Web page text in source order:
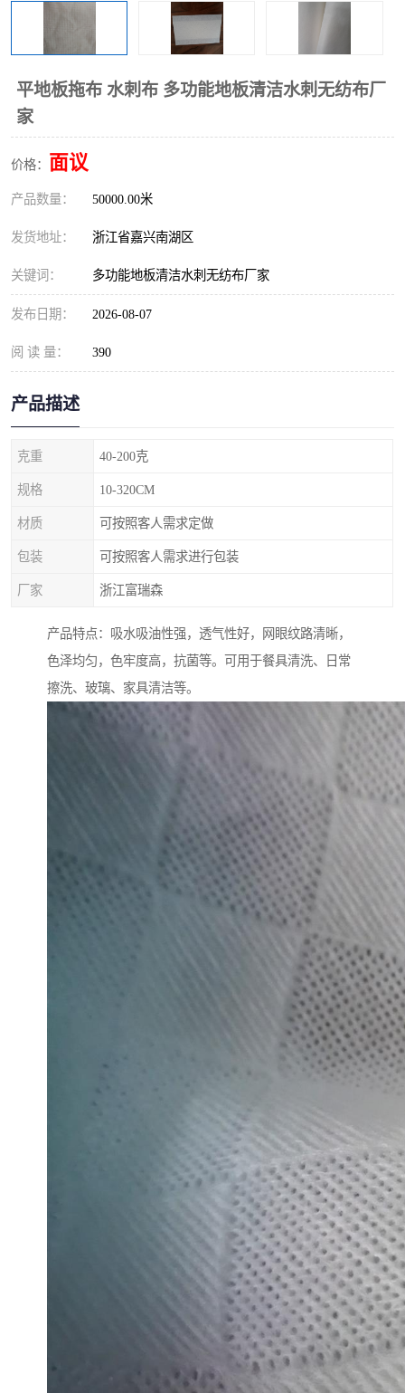
平地板拖布 水刺布 多功能地板清洁水刺无纺布厂
家
价格： 面议
产品数量： 50000.00米
发货地址： 浙江省嘉兴南湖区
关键词： 多功能地板清洁水刺无纺布厂家
发布日期： 2026-08-07
阅 读 量： 390
产品描述
克重 40-200克
规格 10-320CM
材质 可按照客人需求定做
包装 可按照客人需求进行包装
厂家 浙江富瑞森
产品特点：吸水吸油性强，透气性好，网眼纹路清晰，
色泽均匀，色牢度高，抗菌等。可用于餐具清洗、日常
擦洗、玻璃、家具清洁等。